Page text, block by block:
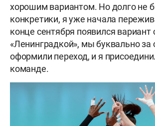
хорошим вариантом. Но долго не
конкретики, я уже начала
конце сентября появился вариант
«Ленинградкой», мы буквально за
оформили переход, и я
команде.